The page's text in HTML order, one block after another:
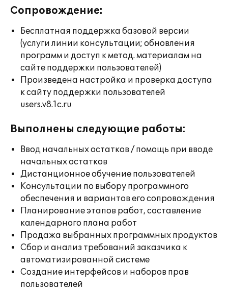
Сопровождение:
Бесплатная поддержка базовой версии
(услуги линии консультации; обновления
программ и доступ к метод. материалам на
сайте поддержки пользователей)
Произведена настройка и проверка доступа
к сайту поддержки пользователей
users.v8.1c.ru
Выполнены следующие работы:
Ввод начальных остатков / помощь при вводе
начальных остатков
Дистанционное обучение пользователей
Консультации по выбору программного
обеспечения и вариантов его сопровождения
Планирование этапов работ, составление
календарного плана работ
Продажа выбранных программных продуктов
Сбор и анализ требований заказчика к
автоматизированной системе
Создание интерфейсов и наборов прав
пользователей